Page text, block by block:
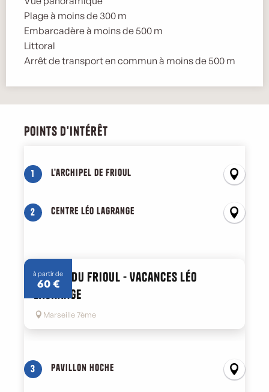
Plage à moins de 300 m
Embarcadère à moins de 500 m
Littoral
Arrêt de transport en commun à moins de 500 m
Points d'intérêt
1 L'archipel de Frioul
2 Centre Léo Lagrange
à partir de
60€
Centre du Frioul - Vacances Léo
Lagrange
Marseille 7ème
3 Pavillon Hoche